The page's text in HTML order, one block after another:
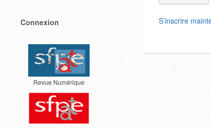
Connexion
Revue Numérique
S’inscrire